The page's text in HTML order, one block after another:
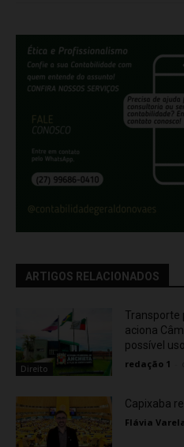
ARTIGOS RELACIONADOS
Direito
Transporte
aciona
possível
redação 1
Capixaba
Flávia